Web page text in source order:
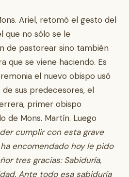
Ariel, retomó el gesto del
que no sólo se le
de pastorear sino también
que se viene haciendo. Es
el nuevo obispo usó
de sus predecesores, el
primer obispo
de Mons. Martín. Luego
cumplir con esta grave
encomendado hoy le pido
tres gracias: Sabiduría,
Ante todo esa sabiduría